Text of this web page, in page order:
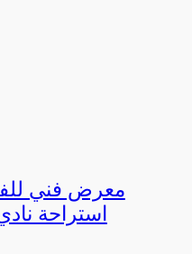
معرض فني
استراحة